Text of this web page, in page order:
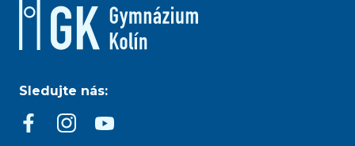
Sledujte nás: